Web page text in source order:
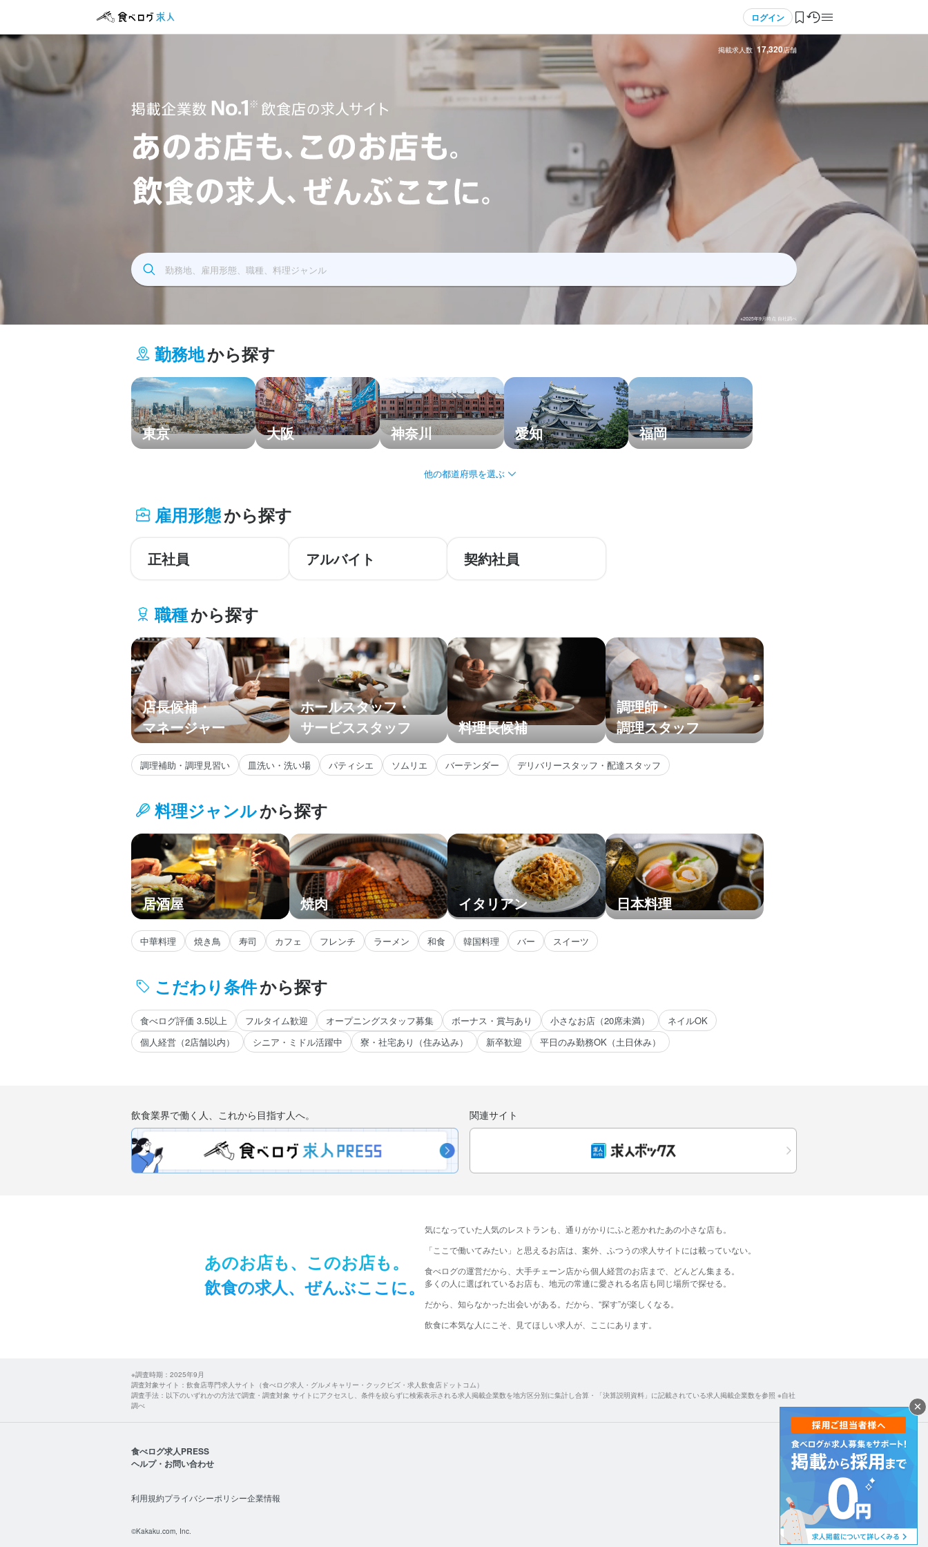
ログイン
掲載求人数 17,320店舗
勤務地、雇用形態、職種、料理ジャンル
※2025年9月時点 自社調べ
勤務地から探す
東京 大阪 神奈川 愛知 福岡
関東
中国・四国
九州・沖縄
主要エリア
雇用形態から探す
正社員 アルバイト 契約社員
職種から探す
店長候補・
マネージャー
ホールスタッフ・
サービススタッフ
料理長候補
調理師・
調理スタッフ
調理補助・調理見習い 皿洗い・洗い場 パティシエ ソムリエ バーテンダー デリバリースタッフ・配達スタッフ
料理ジャンルから探す
居酒屋 焼肉 イタリアン 日本料理
中華料理 焼き鳥 寿司 カフェ フレンチ ラーメン 和食 韓国料理 バー スイーツ
こだわり条件から探す
食べログ評価 3.5以上 フルタイム歓迎 オープニングスタッフ募集 ボーナス・賞与あり 小さなお店（20席未満）
ネイルOK
個人経営（2店舗以内）
シニア・ミドル活躍中 寮・社宅あり（住み込み） 新卒歓迎 平日のみ勤務OK（土日休み）
飲食業界で働く人、これから目指す人へ。 関連サイト
あの​お店も、​この​お店も。​
飲食の​求人、​ぜんぶ​ここに。​
気に​なっていた​人気の​レストランも、​通りが​かりに​ふと​惹かれた​あの​小さな​店も。​
​「ここで​働いてみたい」と​思える​お店は、​案外、​ふつうの​求人サイトには​載っていない。​
食べログの運営だから、大手チェーン店から個人経営のお店まで、どんどん集まる。
多くの人に選ばれているお店も、地元の常連に愛される名店も同じ場所で探せる。​
だから、​知らなかった​出会いが​ある。 ​だから、​“探す”が​楽しくなる。​
飲食に​本気な​人に​こそ、​
見て​ほしい​求人が、​ここに​あります。​
※調査時期：2025年9月
調査対象サイト：飲食店専門求人サイト（食べログ求人・グルメキャリー・クックビズ・求人飲食店ドットコム）
調査手法：以下のいずれかの方法で調査・調査対象 サイトにアクセスし、条件を絞らずに検索表示される求人掲載企業数を地方区分別に集計し合算・「決算説明資料」に記載されている求人掲載企業数を参照 ※自社
調べ
食べログ求人PRESS
ヘルプ・お問い合わせ
利用規約プライバシーポリシー企業情報
©Kakaku.com, Inc.